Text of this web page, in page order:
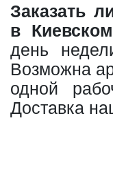
Заказать
в Киевском
день
Возможна
одной
Доставка